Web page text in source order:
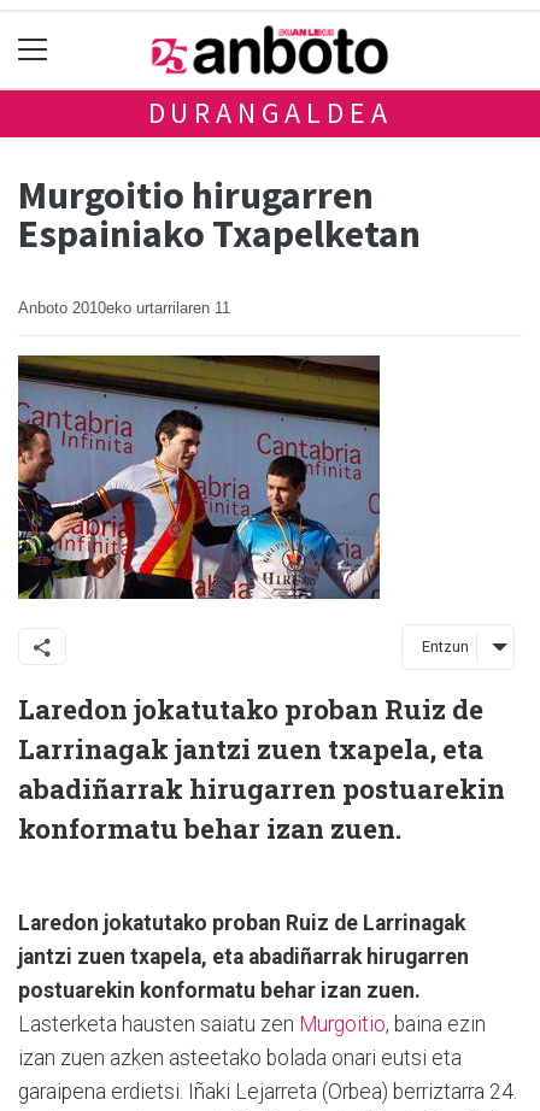
DURANGALDEA
Murgoitio hirugarren
Espainiako Txapelketan
Anboto 2010eko urtarrilaren 11
Entzun
Laredon jokatutako proban Ruiz de
Larrinagak jantzi zuen txapela, eta
abadiñarrak hirugarren postuarekin
konformatu behar izan zuen.
Laredon jokatutako proban Ruiz de Larrinagak
jantzi zuen txapela, eta abadiñarrak hirugarren
postuarekin konformatu behar izan zuen.
Lasterketa hausten saiatu zen Murgoitio, baina ezin
izan zuen azken asteetako bolada onari eutsi eta
garaipena erdietsi. Iñaki Lejarreta (Orbea) berriztarra 24.